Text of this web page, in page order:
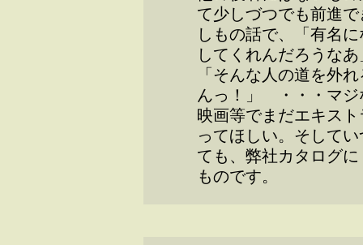
て少しづつでも前進
しもの話で、「有名
してくれんだろうな
「そんな人の道を外
んっ！」 ・・・マジ
映画等でまだエキス
ってほしい。そして
ても、弊社カタログ
ものです。